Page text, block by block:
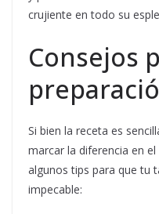
crujiente en todo su
Consejos
Si bien la receta es
marcar la diferencia en
algunos tips para que tu
impecable: